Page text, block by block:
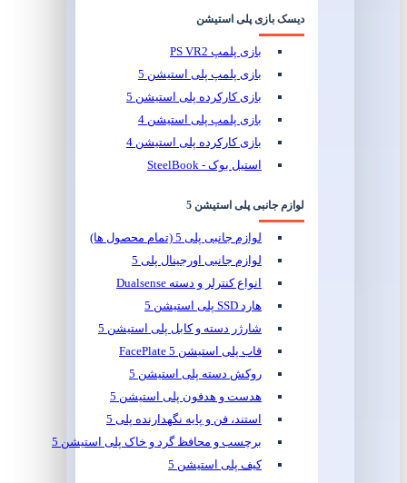
دیسک بازی پلی استیشن
بازی پلمپ PS VR2
بازی پلمپ پلی استیشن 5
بازی کارکرده پلی استیشن 5
بازی پلمپ پلی استیشن 4
بازی کارکرده پلی استیشن 4
استیل بوک - SteelBook
لوازم جانبی پلی استیشن 5
لوازم جانبی پلی 5 (تمام محصول ها)
لوازم جانبی اورجینال پلی 5
انواع کنترلر و دسته Dualsense
هارد SSD پلی استیشن 5
شارژر دسته و کابل پلی استیشن 5
قاب پلی استیشن 5 FacePlate
روکش دسته پلی استیشن 5
هدست و هدفون پلی استیشن 5
استند، فن و پایه نگهدارنده پلی 5
برچسب و محافظ گرد و خاک پلی استیشن 5
کیف پلی استیشن 5